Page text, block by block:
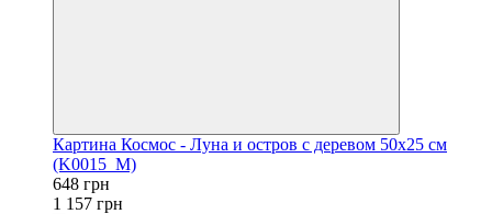
Картина Космос - Луна и остров с деревом 50x25 см
(K0015_M)
648 грн
1 157 грн